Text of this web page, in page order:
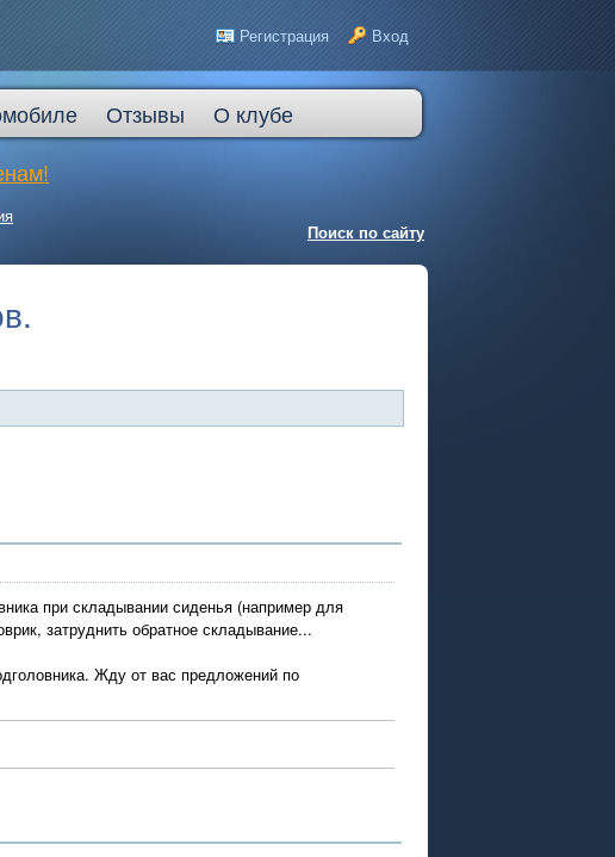
Регистрация Вход
Отзывы
О клубе
Поиск по сайту
при складывании сиденья (например для
затруднить обратное складывание...
Жду от вас предложений по